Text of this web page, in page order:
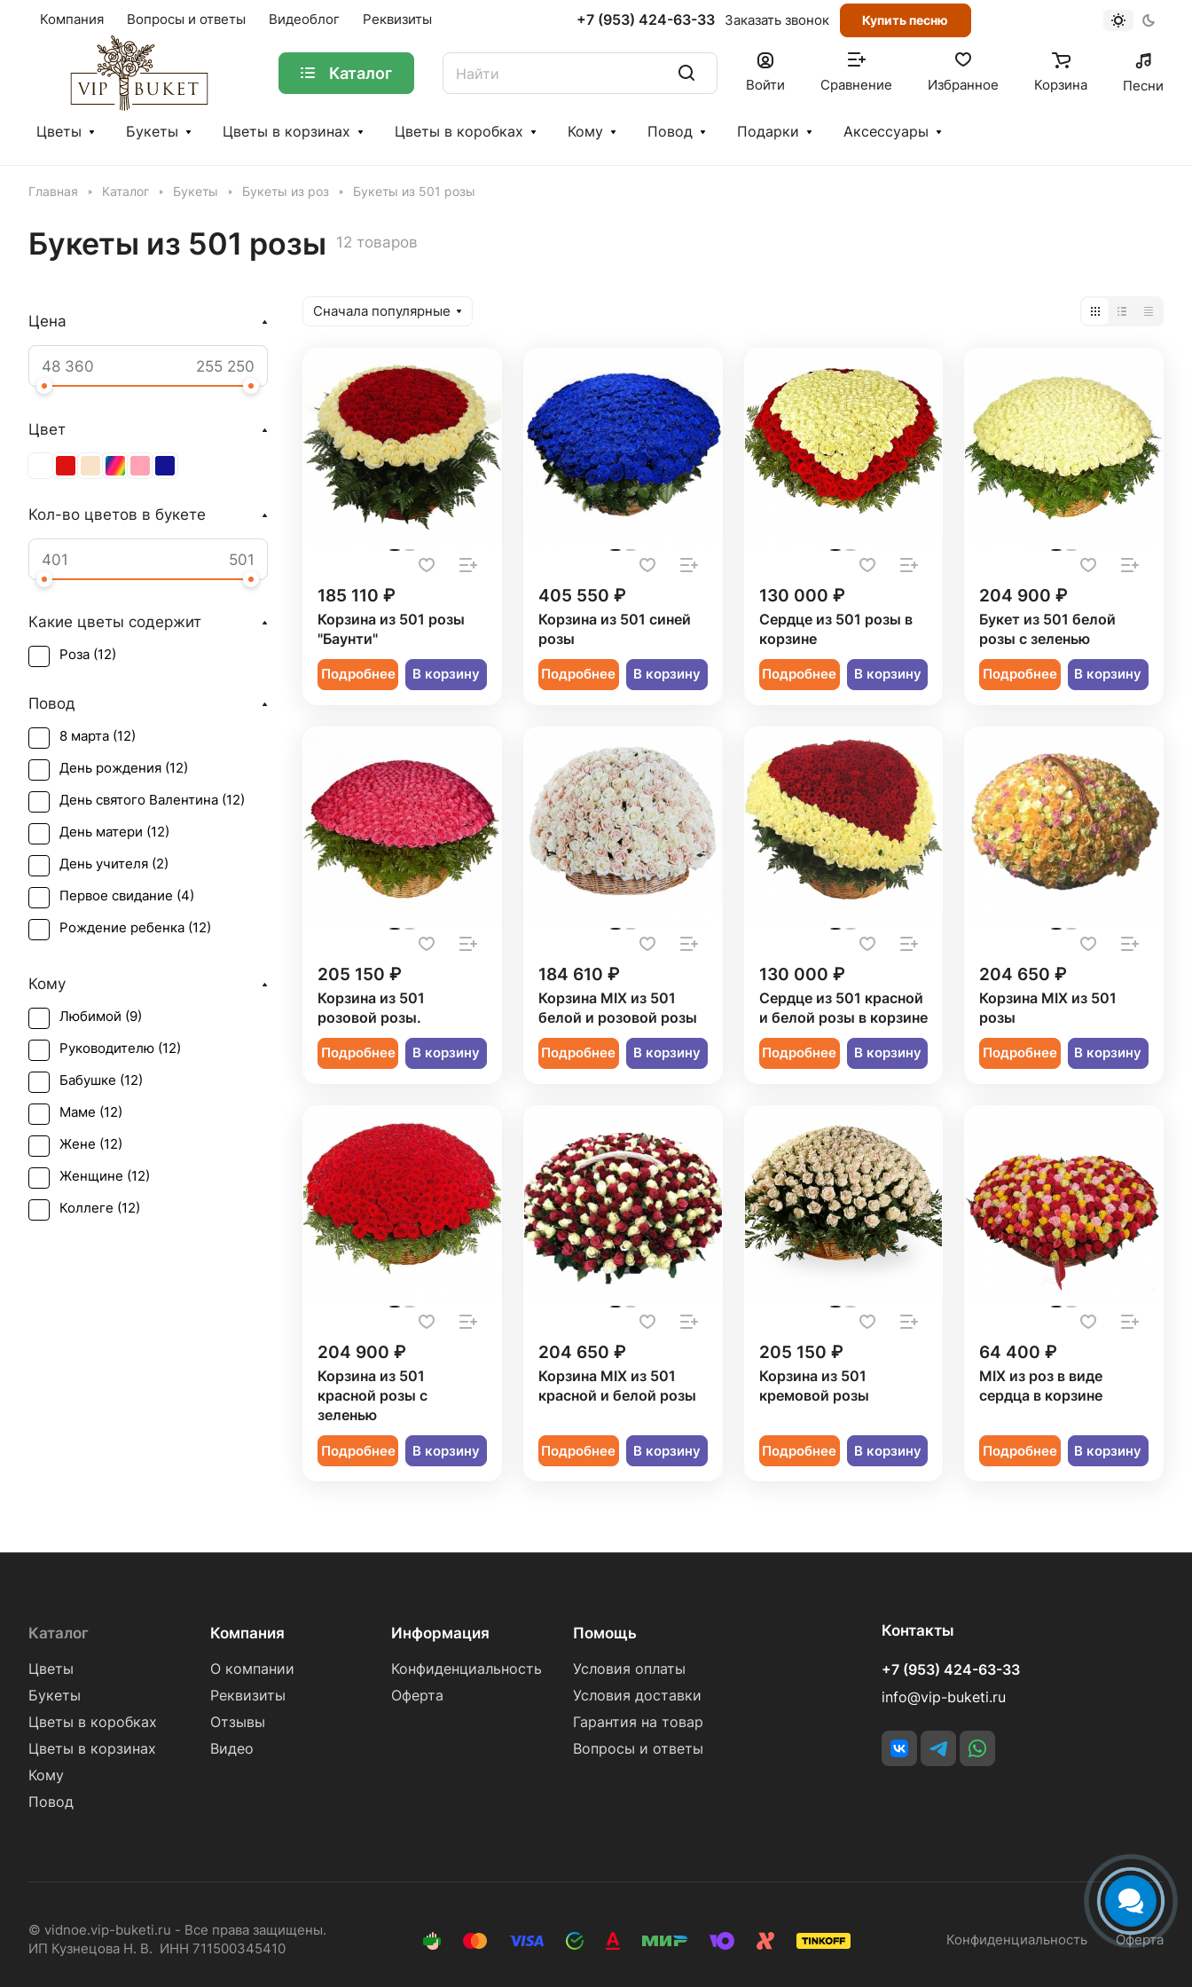
Компания Вопросы и ответы Видеоблог Реквизиты +7 (953) 424-63-33 Заказать звонок Купить песню
Каталог
Войти Сравнение Избранное Корзина Песни
Цветы Букеты Цветы в корзинах Цветы в коробках Кому Повод Подарки Аксессуары
Главная Каталог Букеты Букеты из роз Букеты из 501 розы
Букеты из 501 розы 12 товаров
Сначала популярные
185 110 ₽
Корзина из 501 розы
"Баунти"
Подробнее В корзину
405 550 ₽
Корзина из 501 синей
розы
Подробнее В корзину
130 000 ₽
Сердце из 501 розы в
корзине
Подробнее В корзину
204 900 ₽
Букет из 501 белой
розы с зеленью
Подробнее В корзину
205 150 ₽
Корзина из 501
розовой розы.
Подробнее В корзину
184 610 ₽
Корзина MIX из 501
белой и розовой розы
Подробнее В корзину
130 000 ₽
Сердце из 501 красной
и белой розы в корзине
Подробнее В корзину
204 650 ₽
Корзина MIX из 501
розы
Подробнее В корзину
204 900 ₽
Корзина из 501
красной розы с
зеленью
Подробнее В корзину
204 650 ₽
Корзина MIX из 501
красной и белой розы
Подробнее В корзину
205 150 ₽
Корзина из 501
кремовой розы
Подробнее В корзину
64 400 ₽
MIX из роз в виде
сердца в корзине
Подробнее В корзину
Цена
Цвет
Кол-во цветов в букете
Какие цветы содержит
Роза (12)
Повод
8 марта (12)
День рождения (12)
День святого Валентина (12)
День матери (12)
День учителя (2)
Первое свидание (4)
Рождение ребенка (12)
Юбилей (
Кому
Любимой (9)
Руководителю (12)
Бабушке (12)
Маме (12)
Жене (12)
Женщине (12)
Коллеге (12)
Каталог
Цветы
Букеты
Цветы в коробках
Цветы в корзинах
Кому
Повод
Компания
О компании
Реквизиты
Отзывы
Видео
Информация
Конфиденциальность
Оферта
Помощь
Условия оплаты
Условия доставки
Гарантия на товар
Вопросы и ответы
Контакты
+7 (953) 424-63-33
info@vip-buketi.ru
© vidnoe.vip-buketi.ru - Все права защищены.
ИП Кузнецова Н. В. ИНН 711500345410
Конфиденциальность Оферта